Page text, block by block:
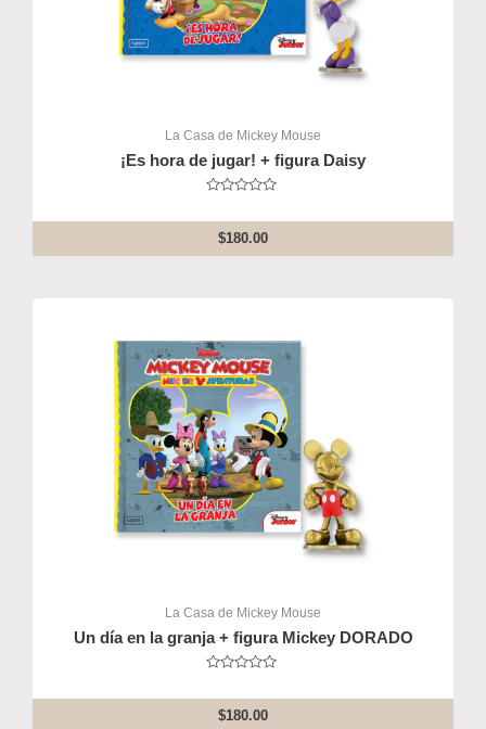
La Casa de Mickey Mouse
¡Es hora de jugar! + figura Daisy
out
of
5
$180.00
La Casa de Mickey Mouse
Un día en la granja + figura Mickey DORADO
out
of$180.00